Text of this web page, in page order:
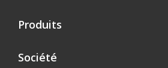
Produits
Société